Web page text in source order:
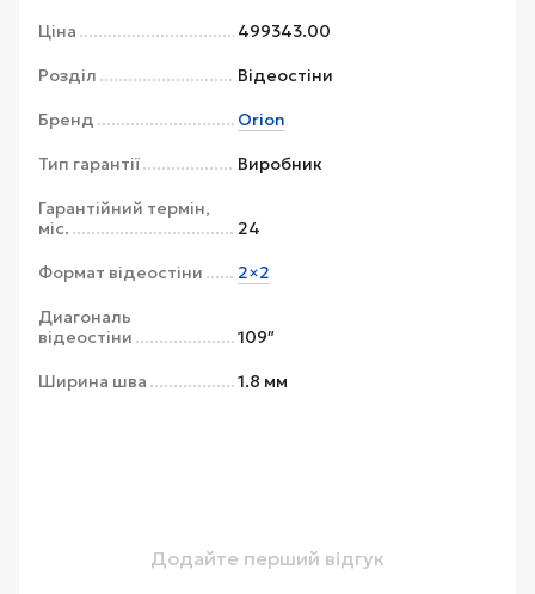
Ціна 499343.00
Розділ Відеостіни
Бренд Orion
Тип гарантії Виробник
Гарантійний термін,
міс.
24
Формат відеостіни 2×2
Диагональ
відеостіни
109″
Ширина шва 1.8 мм
Додайте перший відгук